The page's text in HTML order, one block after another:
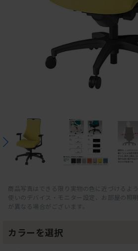
商品写真はできる限り実物の色に近づけるよ
使いのデバイス・モニター設定、お部屋の照
が異なる場合がございます。
カラーを選択